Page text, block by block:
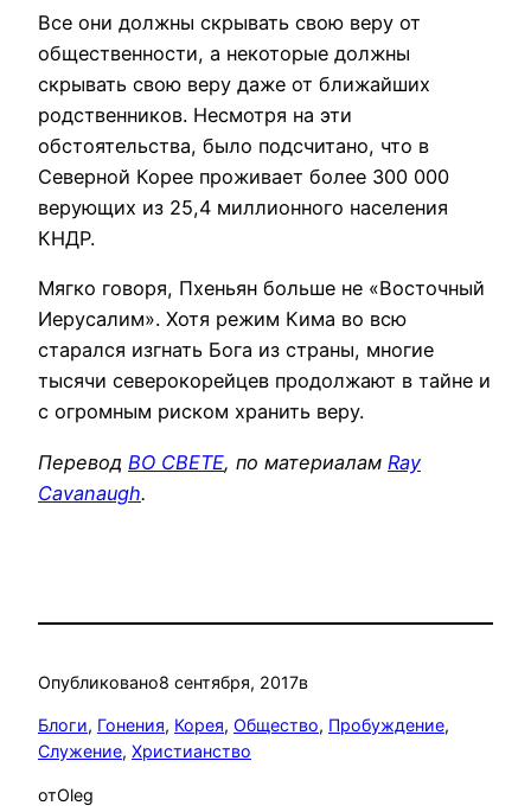
Все они должны скрывать свою веру от
общественности, а некоторые должны
скрывать свою веру даже от ближайших
родственников. Несмотря на эти
обстоятельства, было подсчитано, что в
Северной Корее проживает более 300 000
верующих из 25,4 миллионного населения
КНДР.
Мягко говоря, Пхеньян больше не «Восточный
Иерусалим». Хотя режим Кима во всю
старался изгнать Бога из страны, многие
тысячи северокорейцев продолжают в тайне и
с огромным риском хранить веру.
Перевод ВО СВЕТЕ, по материалам Ray
Cavanaugh.
Опубликовано8 сентября, 2017в
Блоги, Гонения, Корея, Общество, Пробуждение
Служение, Христианство
отOleg